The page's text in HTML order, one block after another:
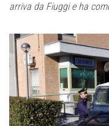
arriva da Fiuggi e ha